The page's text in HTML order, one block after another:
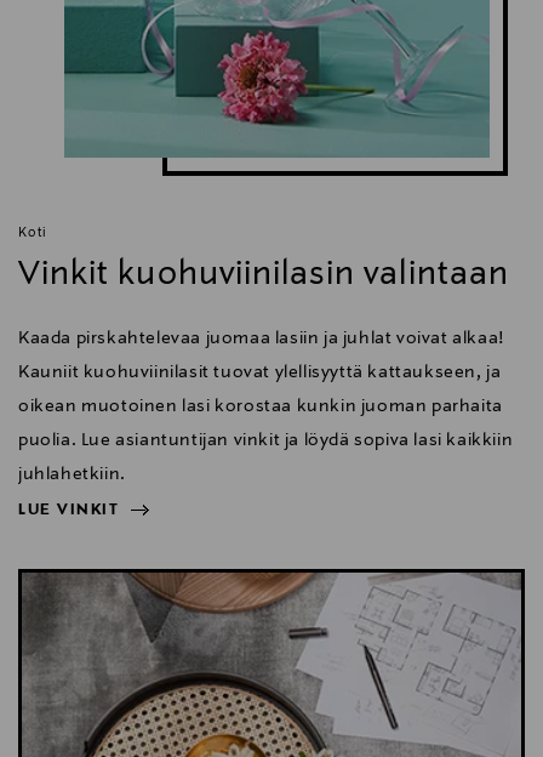
Koti
Vinkit kuohuviinilasin valintaan
Kaada pirskahtelevaa juomaa lasiin ja juhlat voivat alkaa!
Kauniit kuohuviinilasit tuovat ylellisyyttä kattaukseen, ja
oikean muotoinen lasi korostaa kunkin juoman parhaita
puolia. Lue asiantuntijan vinkit ja löydä sopiva lasi kaikkiin
juhlahetkiin.
LUE VINKIT
LUE VINKIT